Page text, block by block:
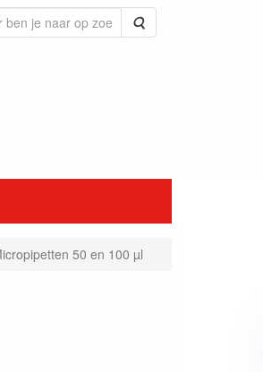
Zoeken
50 en 100 µl